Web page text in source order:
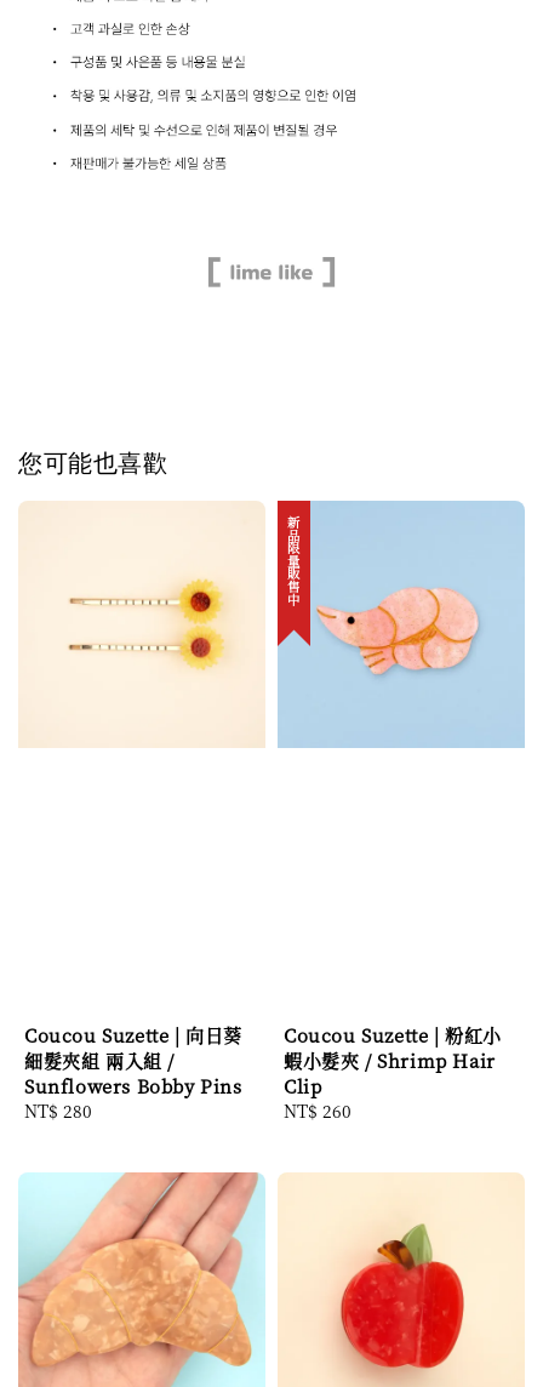
您可能也喜歡
Coucou Suzette | 向日葵
細髮夾組 兩入組 /
Sunflowers Bobby Pins
Regular
NT$ 280
新品限量販售中
Coucou Suzette | 粉紅小
蝦小髮夾 / Shrimp Hair
Clip
Regular
NT$ 260